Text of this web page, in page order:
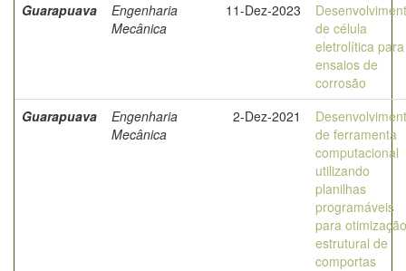
Guarapuava
Engenharia
Mecânica
11-Dez-2023
de célula
eletrolítica para
ensaios de
corrosão
Guarapuava
Engenharia
Mecânica
2-Dez-2021
de ferramenta
computacional
utilizando
planilhas
programáveis
para otimização
estrutural de
comportas